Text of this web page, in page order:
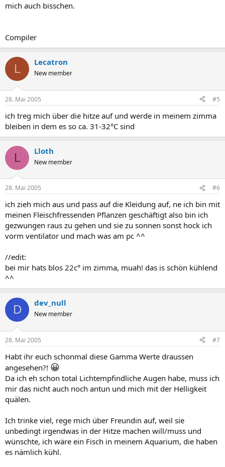
mich auch bisschen.
Compiler
L Lecatron
New member
28. Mai 2005 #5
ich treg mich über die hitze auf und werde in meinem zimma
bleiben in dem es so ca. 31-32°C sind
L Lloth
New member
28. Mai 2005 #6
ich zieh mich aus und pass auf die Kleidung auf, ne ich bin mit
meinen Fleischfressenden Pflanzen geschäftigt also bin ich
gezwungen raus zu gehen und sie zu sonnen sonst hock ich
vorm ventilator und mach was am pc ^^
//edit:
bei mir hats blos 22c° im zimma, muah! das is schön kühlend
^^
D dev_null
New member
28. Mai 2005 #7
Habt ihr euch schonmal diese Gamma Werte draussen
angesehen?! 😀
Da ich eh schon total Lichtempfindliche Augen habe, muss ich
mir das nicht auch noch antun und mich mit der Helligkeit
quälen.
Ich trinke viel, rege mich über Freundin auf, weil sie
unbedingt irgendwas in der Hitze machen will/muss und
wünschte, ich wäre ein Fisch in meinem Aquarium, die haben
es nämlich kühl.